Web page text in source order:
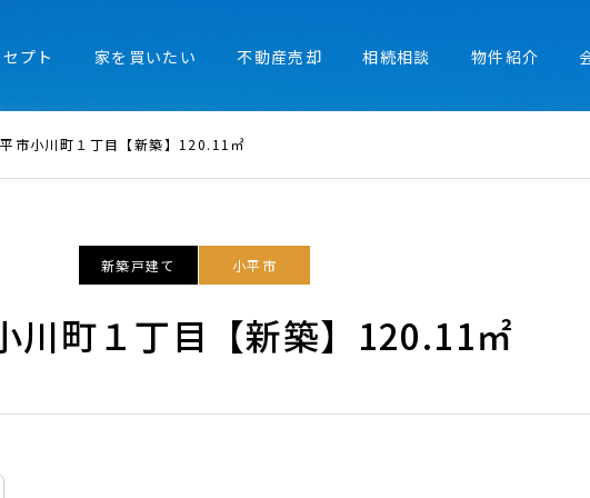
プト 家を買いたい 不動産売却 相続相談 物件紹介
市小川町１丁目【新築】120.11㎡
新築戸建て 小平市
川町１丁目【新築】120.11㎡